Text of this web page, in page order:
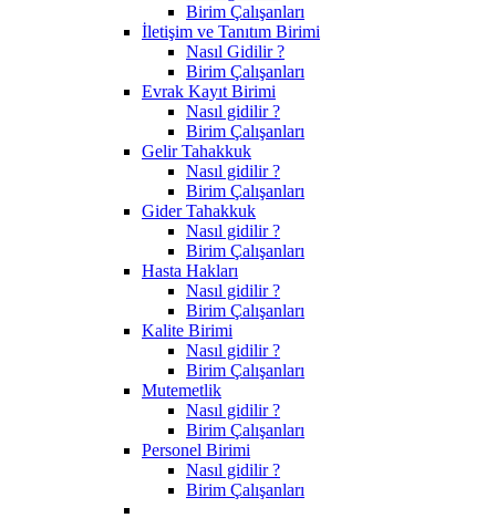
Birim Çalışanları
İletişim ve Tanıtım Birimi
Nasıl Gidilir ?
Birim Çalışanları
Evrak Kayıt Birimi
Nasıl gidilir ?
Birim Çalışanları
Gelir Tahakkuk
Nasıl gidilir ?
Birim Çalışanları
Gider Tahakkuk
Nasıl gidilir ?
Birim Çalışanları
Hasta Hakları
Nasıl gidilir ?
Birim Çalışanları
Kalite Birimi
Nasıl gidilir ?
Birim Çalışanları
Mutemetlik
Nasıl gidilir ?
Birim Çalışanları
Personel Birimi
Nasıl gidilir ?
Birim Çalışanları